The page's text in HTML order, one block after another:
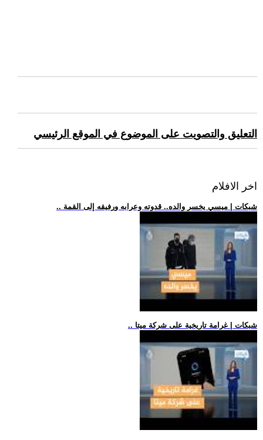
التعليق والتصويت على الموضوع في الموقع الرئيسي
اخر الافلام
.. شبكات | ميسي يخسر والده.. قدوته وعرابه ورفيقه إلى القمة
.. شبكات | غرامة تاريخية على شركة ميتا